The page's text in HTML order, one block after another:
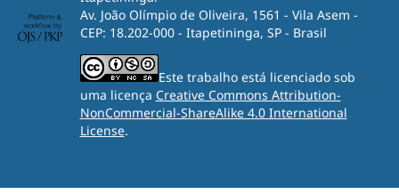
Av. João Olímpio de Oliveira, 1561 - Vila Asem -
CEP: 18.202-000 - Itapetininga, SP - Brasil
Este trabalho está licenciado sob
uma licença Creative Commons Attribution-
NonCommercial-ShareAlike 4.0 International
License.